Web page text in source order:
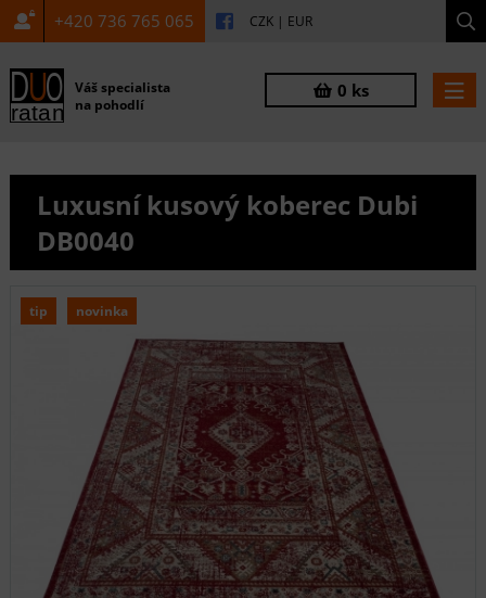
+420 736 765 065 CZK | EUR
Váš specialista
na pohodlí
0 ks
Luxusní kusový koberec Dubi
DB0040
tip novinka